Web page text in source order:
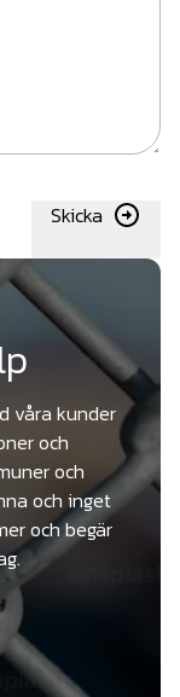
Skicka
våra kunder
och
och
och inget
och begär